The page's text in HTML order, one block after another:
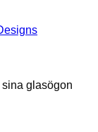
glasögon